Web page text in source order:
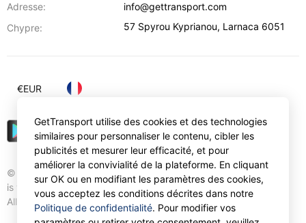
Adresse:
info@gettransport.com
Chypre:
57 Spyrou Kyprianou, Larnaca 6051
© Gettransport International Limited. GetTransport®
is trademark of Gettransport International Limited.
All rights reserved.
€EUR
GetTransport utilise des cookies et des technologies
similaires pour personnaliser le contenu, cibler les
publicités et mesurer leur efficacité, et pour
améliorer la convivialité de la plateforme. En cliquant
sur OK ou en modifiant les paramètres des cookies,
vous acceptez les conditions décrites dans notre
Politique de confidentialité. Pour modifier vos